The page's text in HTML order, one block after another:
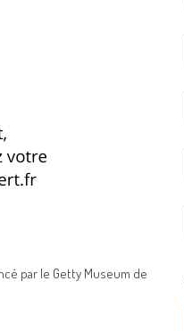
par le Getty Museum de